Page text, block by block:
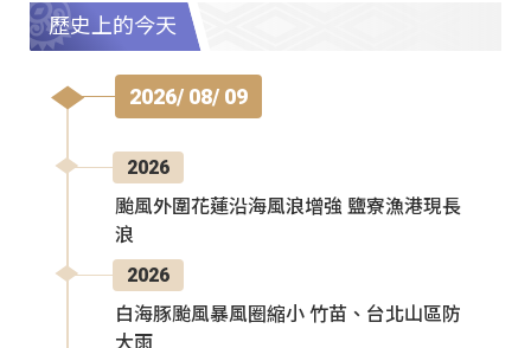
歷史上的今天
2026/ 08/ 09
2026
颱風外圍花蓮沿海風浪增強 鹽寮漁港現長
浪
2026
白海豚颱風暴風圈縮小 竹苗、台北山區防
大雨